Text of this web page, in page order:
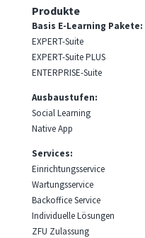
Produkte
Basis E-Learning Pakete:
EXPERT-Suite
EXPERT-Suite PLUS
ENTERPRISE-Suite
Ausbaustufen:
Social Learning
Native App
Services:
Einrichtungsservice
Wartungsservice
Backoffice Service
Individuelle Lösungen
ZFU Zulassung